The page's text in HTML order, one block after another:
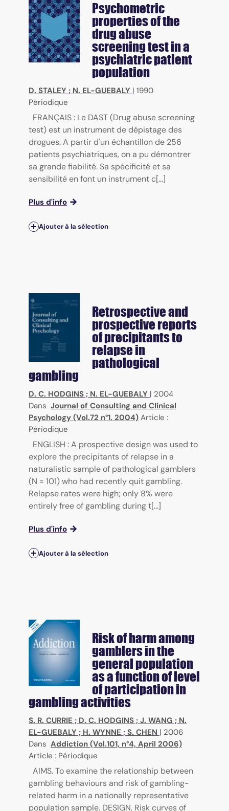
Psychometric
properties of the
drug abuse
screening test in a
psychiatric patient
population
D. STALEY ; N. EL-GUEBALY | 1990
Périodique
FRANÇAIS : Le DAST (Drug abuse screening
test) est un instrument de dépistage des
drogues. A partir d'un échantillon de 256
patients psychiatriques, on a pu démontrer
sa grande fiabilité. Sa spécificité et sa
sensibilité en font un instrument c[...]
Plus d'info
Ajouter à la sélection
Retrospective and
prospective reports
of precipitants to
relapse in
pathological
gambling
D. C. HODGINS ; N. EL-GUEBALY | 2004
Dans Journal of Consulting and Clinical
Psychology (Vol.72 n°1, 2004) Article :
Périodique
ENGLISH : A prospective design was used to
explore the precipitants of relapse in a
naturalistic sample of pathological gamblers
(N = 101) who had recently quit gambling.
Relapse rates were high; only 8% were
entirely free of gambling during t[...]
Plus d'info
Ajouter à la sélection
Risk of harm among
gamblers in the
general population
as a function of level
of participation in
gambling activities
S. R. CURRIE ; D. C. HODGINS ; J. WANG ; N.
EL-GUEBALY ; H. WYNNE ; S. CHEN | 2006
Dans Addiction (Vol.101, n°4, April 2006)
Article : Périodique
AIMS. To examine the relationship between
gambling behaviours and risk of gambling-
related harm in a nationally representative
population sample. DESIGN. Risk curves of